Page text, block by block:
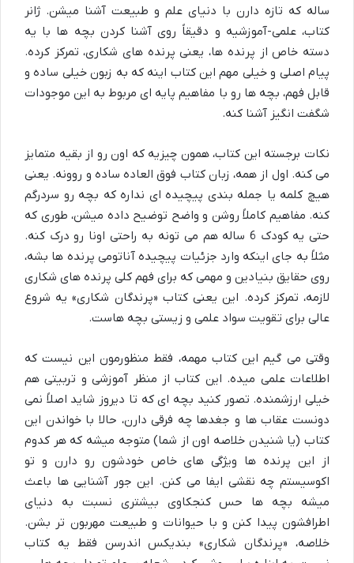
ساله که تازه دارن با دنیای علم و طبیعت آشنا میشن. ژانر
کتاب، علمی-آموزشیه و دقیقاً روی آشنا کردن بچه ها با یه
دسته خاص از پرنده ها، یعنی پرنده های شکاری، تمرکز کرده.
پیام اصلی و خیلی مهم این کتاب اینه که به زبون خیلی ساده و
قابل فهم، بچه ها رو با مفاهیم پایه ای مربوط به این موجودات
شگفت انگیز آشنا کنه.
نکات برجسته این کتاب، همون چیزیه که اون رو از بقیه متمایز
می کنه. اول از همه، زبان کتاب فوق العاده ساده و روونه. یعنی
هیچ کلمه یا جمله بندی پیچیده ای نداره که بچه رو سردرگم
کنه. مفاهیم کاملاً روشن و واضح توضیح داده میشن، طوری که
حتی یه کودک 6 ساله هم می تونه به راحتی اونا رو درک کنه.
مثلاً به جای اینکه وارد جزئیات پیچیده آناتومی پرنده ها بشه،
روی حقایق بنیادین و مهمی که برای فهم کلی پرنده های شکاری
لازمه، تمرکز کرده. این یعنی کتاب «پرندگان شکاری» یه شروع
عالی برای تقویت سواد علمی و زیستی بچه هاست.
وقتی می گیم این کتاب مهمه، فقط منظورمون این نیست که
اطلاعات علمی میده. این کتاب از منظر آموزشی و تربیتی هم
خیلی ارزشمنده. تصور کنید بچه ای که تا دیروز شاید اصلاً نمی
دونست عقاب ها و جغدها چه فرقی دارن، حالا با خواندن این
کتاب (یا شنیدن خلاصه اون از شما) متوجه میشه که هر کدوم
از این پرنده ها ویژگی های خاص خودشون رو دارن و تو
اکوسیستم چه نقشی ایفا می کنن. این جور آشنایی ها باعث
میشه بچه ها حس کنجکاوی بیشتری نسبت به دنیای
اطرافشون پیدا کنن و با حیوانات و طبیعت مهربون تر بشن.
خلاصه، «پرندگان شکاری» بندیکس اندرسن فقط یه کتاب